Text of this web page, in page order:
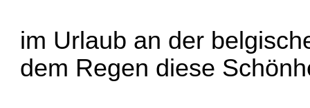
im Urlaub an der
dem Regen diese